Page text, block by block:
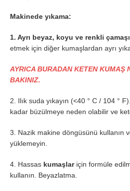
Makinede yıkama:
1. Ayrı beyaz, koyu ve renkli
etmek için diğer kumaşlardan ayrı
AYRICA BURADAN KETEN KUMAŞ
BAKINIZ.
2. Ilık suda yıkayın (<40 ° C / 104 °
kadar büzülmeye neden olabilir ve
3. Nazik makine döngüsünü kullanın
yüklemeyin.
4. Hassas kumaşlariçin formüle
kullanın. Beyazlatma.